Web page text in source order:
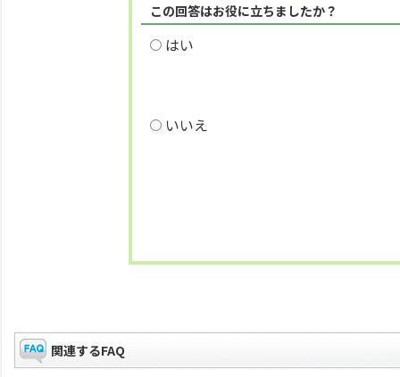
この回答はお役に立ちましたか？
はい
いいえ
関連するFAQ